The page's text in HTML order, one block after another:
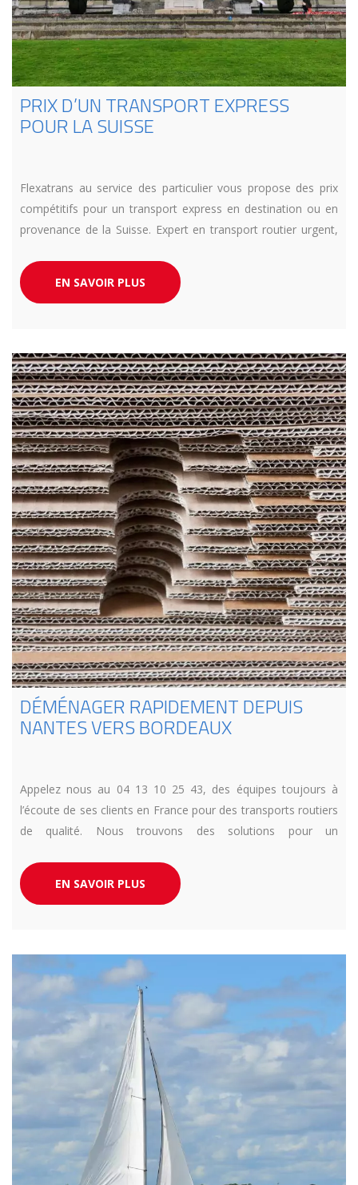
PRIX D’UN TRANSPORT EXPRESS
POUR LA SUISSE
Flexatrans au service des particulier vous propose des prix
compétitifs pour un transport express en destination ou en
provenance de la Suisse. Expert en transport routier urgent,
EN SAVOIR PLUS
DÉMÉNAGER RAPIDEMENT DEPUIS
NANTES VERS BORDEAUX
Appelez nous au 04 13 10 25 43, des équipes toujours à
l’écoute de ses clients en France pour des transports routiers
de qualité. Nous trouvons des solutions pour un
EN SAVOIR PLUS